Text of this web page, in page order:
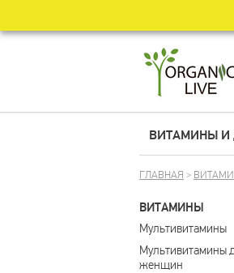
ВИТАМИНЫ И
ГЛАВНАЯ >
ВИТАМИНЫ
Мультивитамины
Мультивитамины
женщин